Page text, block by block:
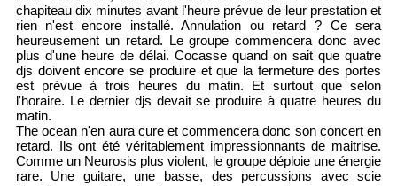
chapiteau dix minutes avant l'heure prévue de leur prestation et
rien n'est encore installé. Annulation ou retard ? Ce sera
heureusement un retard. Le groupe commencera donc avec
plus d'une heure de délai. Cocasse quand on sait que quatre
djs doivent encore se produire et que la fermeture des portes
est prévue à trois heures du matin. Et surtout que selon
l'horaire. Le dernier djs devait se produire à quatre heures du
matin.
The ocean n'en aura cure et commencera donc son concert en
retard. Ils ont été véritablement impressionnants de maitrise.
Comme un Neurosis plus violent, le groupe déploie une énergie
rare. Une guitare, une basse, des percussions avec scie